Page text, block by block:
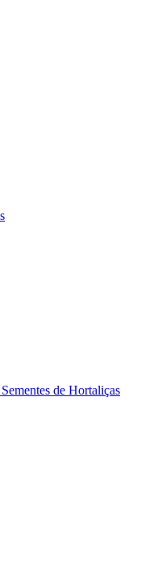
de Hortaliças